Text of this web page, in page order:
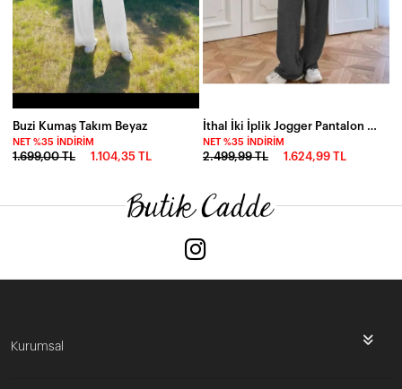
Buzi Kumaş Takım Beyaz
NET %35 İNDIRIM
1.699,00 TL 1.104,35 TL
İthal İki İplik Jogger Pantalon Ceket Takım
NET %35 İNDIRIM
2.499,99 TL 1.624,99 TL
Kurumsal